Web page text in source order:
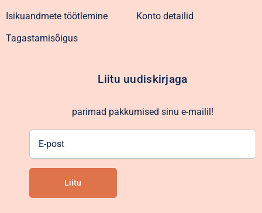
Isikuandmete töötlemine
Tagastamisõigus
Konto detailid
Liitu uudiskirjaga
parimad pakkumised sinu e-mailil!
Liitu